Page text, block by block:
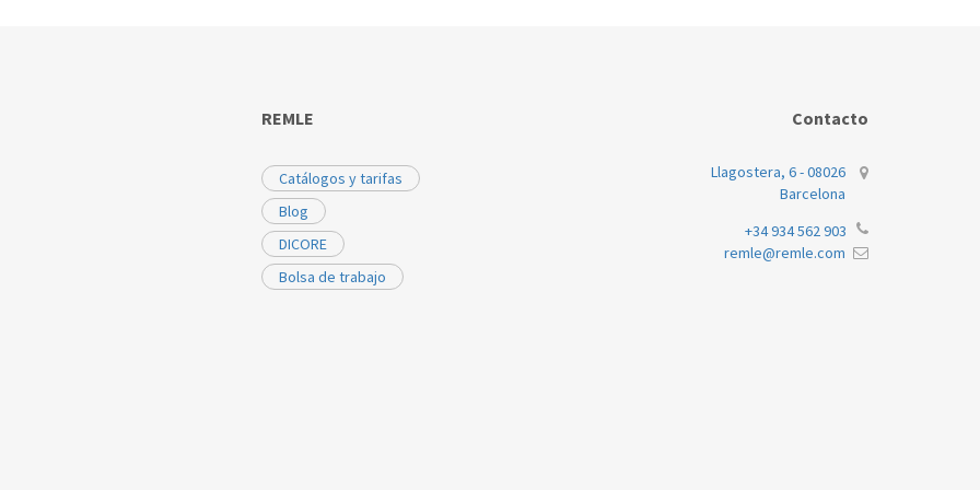
REMLE
Catálogos y tarifas
Blog
DICORE
Bolsa de trabajo
Contacto
Llagostera, 6 - 08026
Barcelona
+34 934 562 903
remle@remle.com